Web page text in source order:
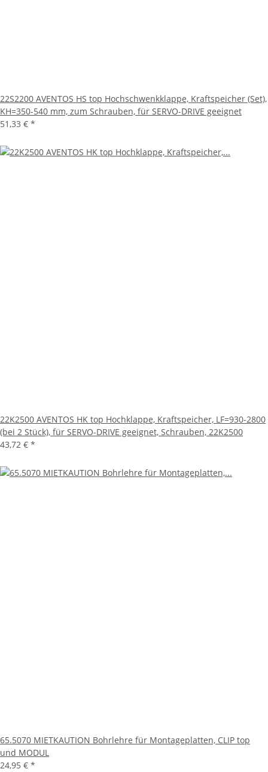
22S2200 AVENTOS HS top Hochschwenkklappe, Kraftspeicher (Set),
KH=350-540 mm, zum Schrauben, für SERVO-DRIVE geeignet
51,33 € *
22K2500 AVENTOS HK top Hochklappe, Kraftspeicher, LF=930-2800
(bei 2 Stück), für SERVO-DRIVE geeignet, Schrauben, 22K2500
43,72 € *
65.5070 MIETKAUTION Bohrlehre für Montageplatten, CLIP top
und MODUL
24,95 € *